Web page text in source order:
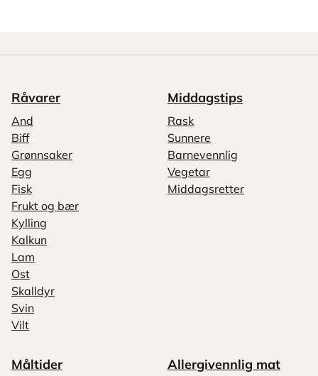
Råvarer
And
Biff
Grønnsaker
Egg
Fisk
Frukt og bær
Kylling
Kalkun
Lam
Ost
Skalldyr
Svin
Vilt
Middagstips
Rask
Sunnere
Barnevennlig
Vegetar
Middagsretter
Måltider Allergivennlig mat